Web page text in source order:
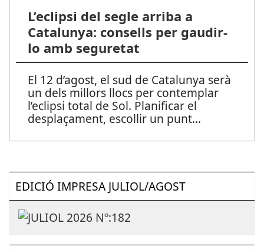
L’eclipsi del segle arriba a
Catalunya: consells per gaudir-
lo amb seguretat
El 12 d’agost, el sud de Catalunya serà
un dels millors llocs per contemplar
l’eclipsi total de Sol. Planificar el
desplaçament, escollir un punt...
EDICIÓ IMPRESA JULIOL/AGOST